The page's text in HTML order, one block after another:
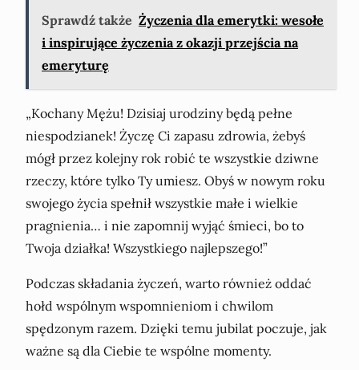
Sprawdź także Życzenia dla emerytki: wesołe
i inspirujące życzenia z okazji przejścia na
emeryturę
„Kochany Mężu! Dzisiaj urodziny będą pełne
niespodzianek! Życzę Ci zapasu zdrowia, żebyś
mógł przez kolejny rok robić te wszystkie dziwne
rzeczy, które tylko Ty umiesz. Obyś w nowym roku
swojego życia spełnił wszystkie małe i wielkie
pragnienia… i nie zapomnij wyjąć śmieci, bo to
Twoja działka! Wszystkiego najlepszego!”
Podczas składania życzeń, warto również oddać
hołd wspólnym wspomnieniom i chwilom
spędzonym razem. Dzięki temu jubilat poczuje, jak
ważne są dla Ciebie te wspólne momenty.